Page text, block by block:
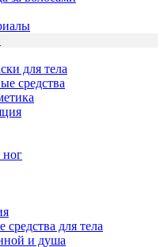
для тела
средства
ног
для тела
и душа